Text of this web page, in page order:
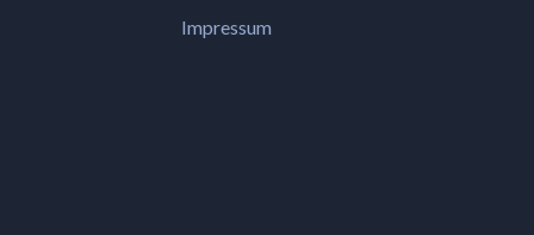
Impressum